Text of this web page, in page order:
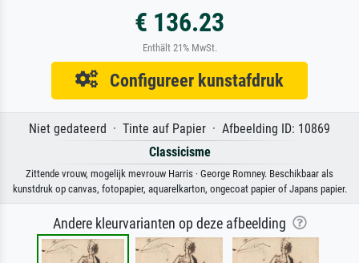
€ 136.23
Enthält 21% MwSt.
Configureer kunstafdruk
Niet gedateerd · Tinte auf Papier · Afbeelding ID: 10869
Classicisme
Zittende vrouw, mogelijk mevrouw Harris · George Romney. Beschikbaar als
kunstdruk op canvas, fotopapier, aquarelkarton, ongecoat papier of Japans papier.
Andere kleurvarianten op deze afbeelding